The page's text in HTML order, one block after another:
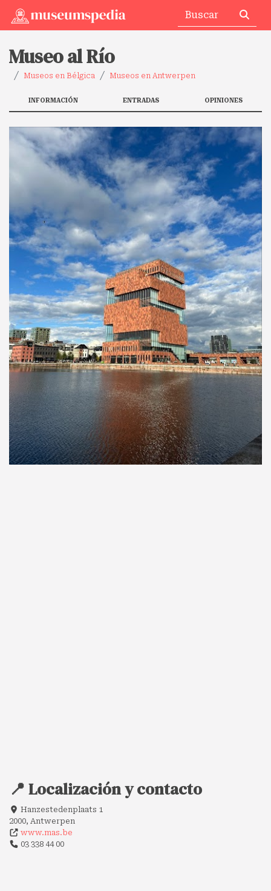
Museo al Río
Museos en Bélgica Museos en Antwerpen
INFORMACIÓN ENTRADAS OPINIONES
📍 Localización y contacto
Hanzestedenplaats 1
2000, Antwerpen
www.mas.be
03 338 44 00